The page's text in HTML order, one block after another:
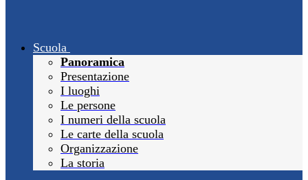
Scuola
Panoramica
Presentazione
I luoghi
Le persone
I numeri della scuola
Le carte della scuola
Organizzazione
La storia